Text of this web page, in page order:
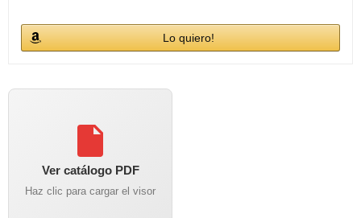
Lo quiero!
Ver catálogo PDF
Haz clic para cargar el visor